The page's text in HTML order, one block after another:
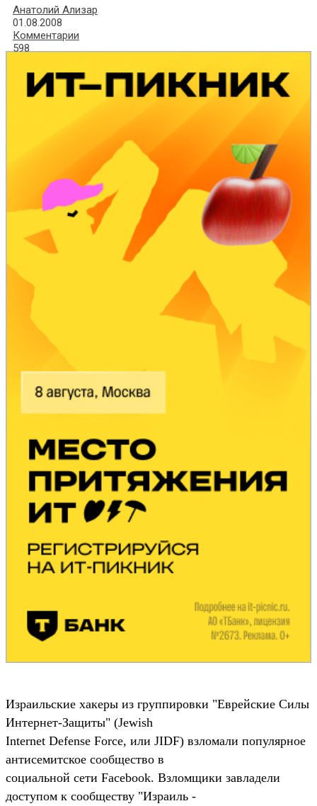
Анатолий Ализар
01.08.2008
Комментарии
598
Израильские хакеры из группировки "Еврейские Силы
Интернет-Защиты" (Jewish
Internet Defense Force, или JIDF) взломали популярное
антисемитское сообщество в
социальной сети Facebook. Взломщики завладели
доступом к сообществу "Израиль -